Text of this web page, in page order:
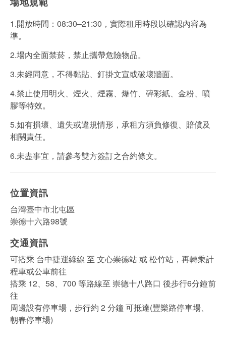
1.開放時間：08:30–21:30，實際租用時段以確認內容為
準。
2.場內全面禁菸，禁止攜帶危險物品。
3.未經同意，不得黏貼、釘掛文宣或破壞牆面。
4.禁止使用明火、煙火、煙霧、爆竹、碎彩紙、金粉、噴
膠等特效。
5.如有損壞、遺失或違規情形，承租方須負修復、賠償及
相關責任。
6.未盡事宜，請參考雙方簽訂之合約條文。
位置資訊
台灣臺中市北屯區
崇德十六路98號
交通資訊
可搭乘 台中捷運綠線 至 文心崇德站 或 松竹站，再轉乘計
程車或公車前往
搭乘 12、58、700 等路線至 崇德十八路口 後步行6分鐘前
往
周邊設有停車場，步行約 2 分鐘 可抵達(豐樂路停車場、
朝春停車場)